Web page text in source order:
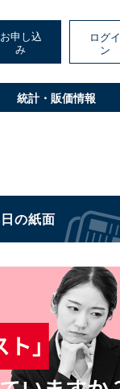
お申し込
み
ログイ
ン
統計・販価情報